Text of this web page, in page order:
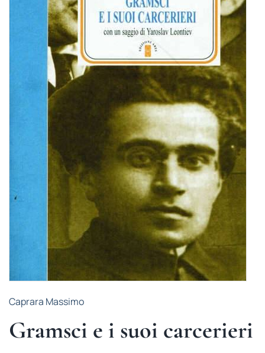
BIOGRAFIE
ATTUALITÀ
Caprara Massimo
Gramsci e i suoi carcerieri